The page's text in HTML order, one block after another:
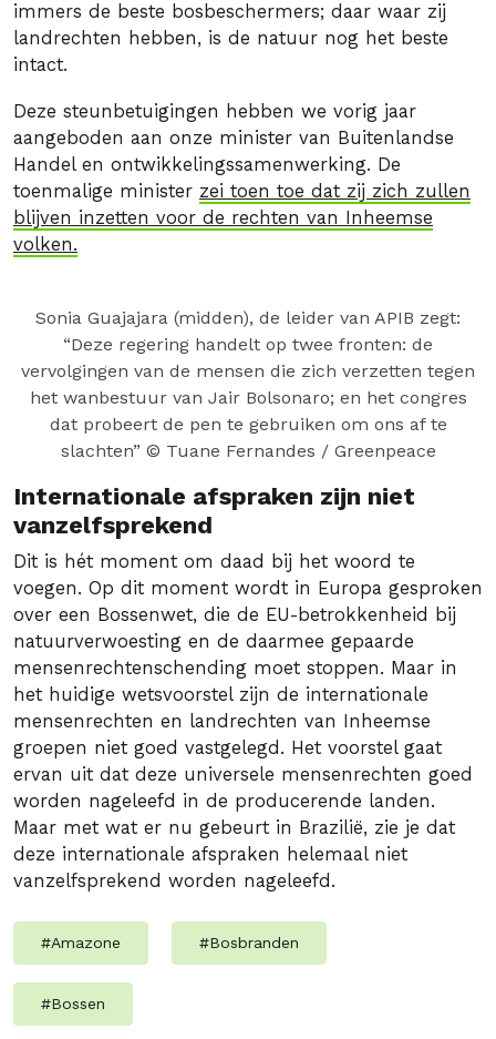
immers de beste bosbeschermers; daar waar zij
landrechten hebben, is de natuur nog het beste
intact.
Deze steunbetuigingen hebben we vorig jaar
aangeboden aan onze minister van Buitenlandse
Handel en ontwikkelingssamenwerking. De
toenmalige minister zei toen toe dat zij zich zullen
blijven inzetten voor de rechten van Inheemse
volken.
Sonia Guajajara (midden), de leider van APIB zegt:
“Deze regering handelt op twee fronten: de
vervolgingen van de mensen die zich verzetten tegen
het wanbestuur van Jair Bolsonaro; en het congres
dat probeert de pen te gebruiken om ons af te
slachten” © Tuane Fernandes / Greenpeace
Internationale afspraken zijn niet
vanzelfsprekend
Dit is hét moment om daad bij het woord te
voegen. Op dit moment wordt in Europa gesproken
over een Bossenwet, die de EU-betrokkenheid bij
natuurverwoesting en de daarmee gepaarde
mensenrechtenschending moet stoppen. Maar in
het huidige wetsvoorstel zijn de internationale
mensenrechten en landrechten van Inheemse
groepen niet goed vastgelegd. Het voorstel gaat
ervan uit dat deze universele mensenrechten goed
worden nageleefd in de producerende landen.
Maar met wat er nu gebeurt in Brazilië, zie je dat
deze internationale afspraken helemaal niet
vanzelfsprekend worden nageleefd.
#Amazone #Bosbranden
#Bossen